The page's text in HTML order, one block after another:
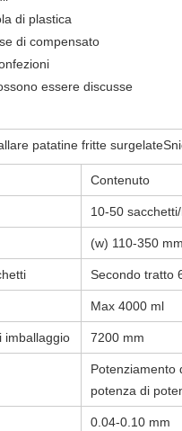
di plastica
di compensato
essere discusse
patatine fritte surgelate
Contenuto
10-50
(w) 110-350
Secondo tratto
Max 4000 ml
imballaggio 7200 mm
Potenziamento
potenza di
0.04-0.10 mm